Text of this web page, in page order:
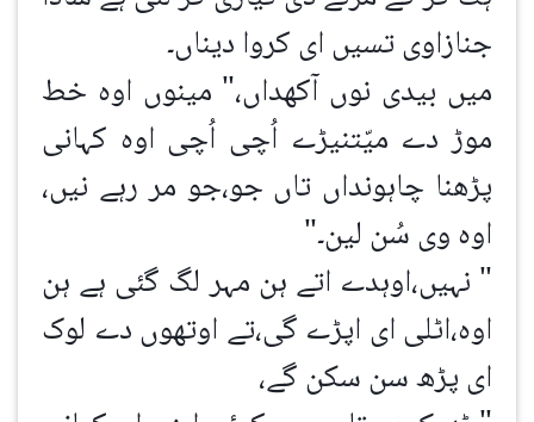
جنازاوی تسیں ای کروا دیناں۔
میں بیدی نوں آکھداں،" مینوں اوہ خط
موڑ دے میّتنیڑے اُچی اُچی اوہ کہانی
پڑھنا چاہونداں تاں جو،جو مر رہے نیں،
اوہ وی سُن لین۔"
" نہیں،اوہدے اتے ہن مہر لگ گئی ہے ہن
اوہ،اٹلی ای اپڑے گی،تے اوتھوں دے لوک
ای پڑھ سن سکن گے،